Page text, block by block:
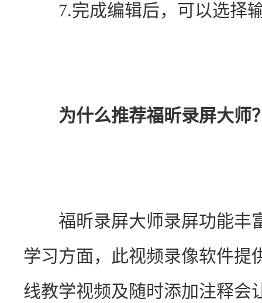
7.完成编辑后，可以选择输
为什么推荐福昕录屏大师
福昕录屏大师录屏功能丰富
学习方面，此视频录像软件提
线教学视频及随时添加注释会